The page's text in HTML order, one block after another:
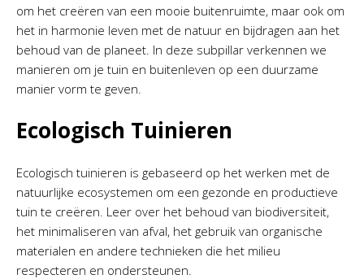
om het creëren van een mooie buitenruimte, maar ook om
het in harmonie leven met de natuur en bijdragen aan het
behoud van de planeet. In deze subpillar verkennen we
manieren om je tuin en buitenleven op een duurzame
manier vorm te geven.
Ecologisch Tuinieren
Ecologisch tuinieren is gebaseerd op het werken met de
natuurlijke ecosystemen om een gezonde en productieve
tuin te creëren. Leer over het behoud van biodiversiteit,
het minimaliseren van afval, het gebruik van organische
materialen en andere technieken die het milieu
respecteren en ondersteunen.